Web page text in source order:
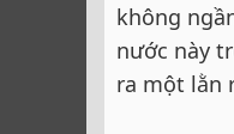
không
nước này
ra một lằn